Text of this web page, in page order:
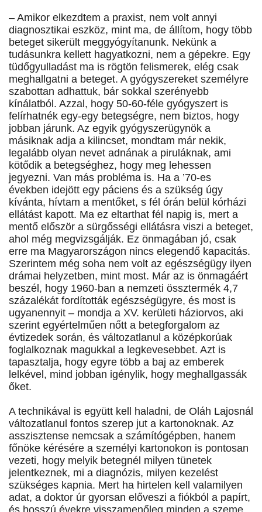
– Amikor elkezdtem a praxist, nem volt annyi
diagnosztikai eszköz, mint ma, de állítom, hogy több
beteget sikerült meggyógyítanunk. Nekünk a
tudásunkra kellett hagyatkozni, nem a gépekre. Egy
tüdőgyulladást ma is rögtön felismerek, elég csak
meghallgatni a beteget. A gyógyszereket személyre
szabottan adhattuk, bár sokkal szerényebb
kínálatból. Azzal, hogy 50-60-féle gyógyszert is
felírhatnék egy-egy betegségre, nem biztos, hogy
jobban járunk. Az egyik gyógyszerügynök a
másiknak adja a kilincset, mondtam már nekik,
legalább olyan nevet adnának a piruláknak, ami
kötődik a betegséghez, hogy meg lehessen
jegyezni. Van más probléma is. Ha a ’70-es
években idejött egy páciens és a szükség úgy
kívánta, hívtam a mentőket, s fél órán belül kórházi
ellátást kapott. Ma ez eltarthat fél napig is, mert a
mentő először a sürgősségi ellátásra viszi a beteget,
ahol még megvizsgálják. Ez önmagában jó, csak
erre ma Magyarországon nincs elegendő kapacitás.
Szerintem még soha nem volt az egészségügy ilyen
drámai helyzetben, mint most. Már az is önmagáért
beszél, hogy 1960-ban a nemzeti össztermék 4,7
százalékát fordították egészségügyre, és most is
ugyanennyit – mondja a XV. kerületi háziorvos, aki
szerint egyértelműen nőtt a betegforgalom az
évtizedek során, és változatlanul a középkorúak
foglalkoznak magukkal a legkevesebbet. Azt is
tapasztalja, hogy egyre több a baj az emberek
lelkével, mind jobban igénylik, hogy meghallgassák
őket.
A technikával is együtt kell haladni, de Oláh Lajosnál
változatlanul fontos szerep jut a kartonoknak. Az
asszisztense nemcsak a számítógépben, hanem
főnöke kérésére a személyi kartonokon is pontosan
vezeti, hogy melyik betegnél milyen tünetek
jelentkeznek, mi a diagnózis, milyen kezelést
szükséges kapnia. Mert ha hirtelen kell valamilyen
adat, a doktor úr gyorsan előveszi a fiókból a papírt,